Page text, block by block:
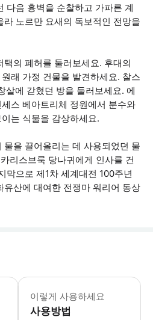
다음 흉벽을 순찰하고 가파른 계
노르만 요새의 독보적인 전망을
의 폐허를 둘러보세요. 후대의
래 가정 건물을 발견하세요. 찰스
살에 갇혔던 방을 둘러보세요. 에
스 베아트리체 정원에서 분수와
는 식물을 감상하세요.
을 끌어올리는 데 사용되었던 물
리스브룩 당나귀에게 인사를 건
막으로 제1차 세계대전 100주년
유산에 대여한 전쟁마 워리어 동상
가족 입장권은 성인 2명과 5세에서
이렇게 사용하세요
사용방법